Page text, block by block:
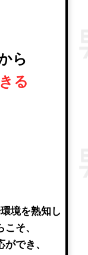
ら
る
境を熟知し
そ、
でき、